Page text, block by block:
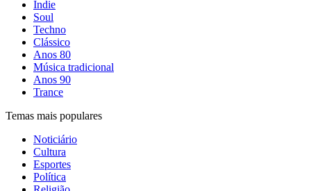
Indie
Soul
Techno
Clássico
Anos 80
Música tradicional
Anos 90
Trance
Temas mais populares
Noticiário
Cultura
Esportes
Política